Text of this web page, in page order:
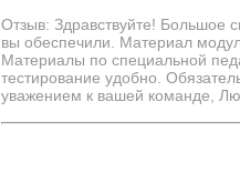
Отзыв: Здравствуйте! Большое
вы обеспечили. Материал
Материалы по специальной
тестирование удобно.
уважением к вашей команде,